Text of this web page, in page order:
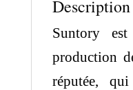
Description
Suntory
production
réputée,